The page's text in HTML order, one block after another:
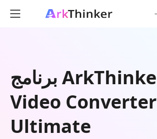
برنامج ArkThinker
Video Converter
Ultimate